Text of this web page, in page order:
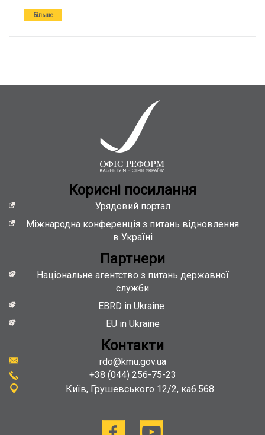
Більше
Кориснi посилання
Урядовий портал
Міжнародна конференція з питань відновлення
в Україні
Партнери
Національне агентство з питань державної
служби
EBRD in Ukraine
EU in Ukraine
Контакти
rdo@kmu.gov.ua
+38 (044) 256-75-23
Київ Грушевського 12/2, каб.568